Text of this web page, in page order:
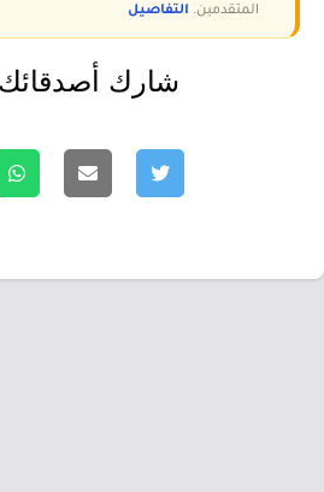
المتقدمين. التفاصيل
شارك أصدقائك